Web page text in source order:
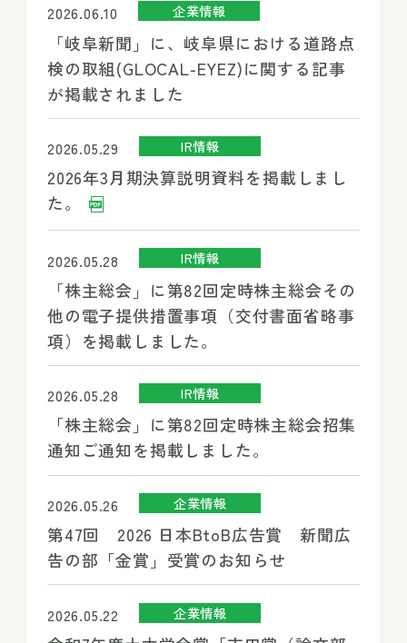
2026.06.10 企業情報
「岐阜新聞」に、岐阜県における道路点
検の取組(GLOCAL-EYEZ)に関する記事
が掲載されました
2026.05.29 IR情報
2026年3月期決算説明資料を掲載しまし
た。
2026.05.28 IR情報
「株主総会」に第82回定時株主総会その
他の電子提供措置事項（交付書面省略事
項）を掲載しました。
2026.05.28 IR情報
「株主総会」に第82回定時株主総会招集
通知ご通知を掲載しました。
2026.05.26 企業情報
第47回 2026 日本BtoB広告賞 新聞広
告の部「金賞」受賞のお知らせ
2026.05.22 企業情報